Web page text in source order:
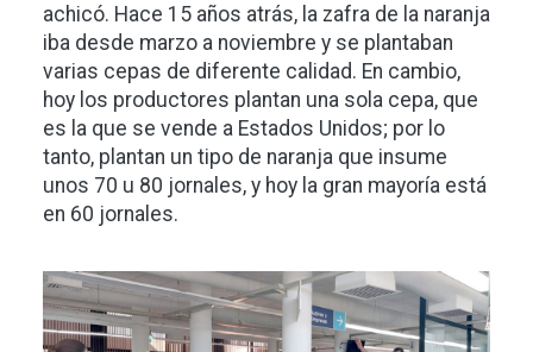
achicó. Hace 15 años atrás, la zafra de la naranja
iba desde marzo a noviembre y se plantaban
varias cepas de diferente calidad. En cambio,
hoy los productores plantan una sola cepa, que
es la que se vende a Estados Unidos; por lo
tanto, plantan un tipo de naranja que insume
unos 70 u 80 jornales, y hoy la gran mayoría está
en 60 jornales.
Imagen